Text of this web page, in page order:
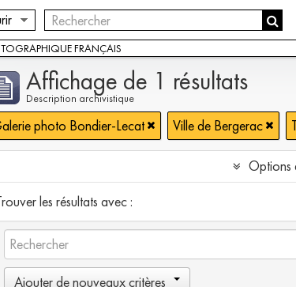
FRANÇAIS
Affichage de 1 résultats
Description archivistique
photo Bondier-Lecat Ville de Bergerac
Options
les résultats avec :
Ajouter de nouveaux critères